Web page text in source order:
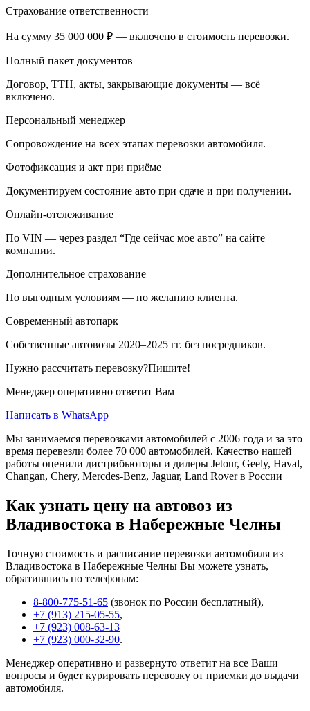
Страхование ответственности
На сумму 35 000 000 ₽ — включено в стоимость перевозки.
Полный пакет документов
Договор, ТТН, акты, закрывающие документы — всё
включено.
Персональный менеджер
Сопровождение на всех этапах перевозки автомобиля.
Фотофиксация и акт при приёме
Документируем состояние авто при сдаче и при получении.
Онлайн-отслеживание
По VIN — через раздел “Где сейчас мое авто” на сайте
компании.
Дополнительное страхование
По выгодным условиям — по желанию клиента.
Современный автопарк
Собственные автовозы 2020–2025 гг. без посредников.
Нужно рассчитать перевозку?Пишите!
Менеджер оперативно ответит Вам
Написать в WhatsApp
Мы занимаемся перевозками автомобилей с 2006 года и за это
время перевезли более 70 000 автомобилей. Качество нашей
работы оценили дистрибьюторы и дилеры Jetour, Geely, Haval,
Changan, Chery, Mercdes-Benz, Jaguar, Land Rover в России
Как узнать цену на автовоз из
Владивостока в Набережные Челны
Точную стоимость и расписание перевозки автомобиля из
Владивостока в Набережные Челны Вы можете узнать,
обратившись по телефонам:
8-800-775-51-65 (звонок по России бесплатный),
+7 (913) 215-05-55,
+7 (923) 008-63-13
+7 (923) 000-32-90.
Менеджер оперативно и развернуто ответит на все Ваши
вопросы и будет курировать перевозку от приемки до выдачи
автомобиля.